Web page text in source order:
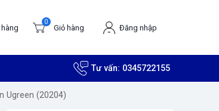
0
Giỏ hàng Đăng nhập
Tư vấn: 0345722155
Ugreen (20204)